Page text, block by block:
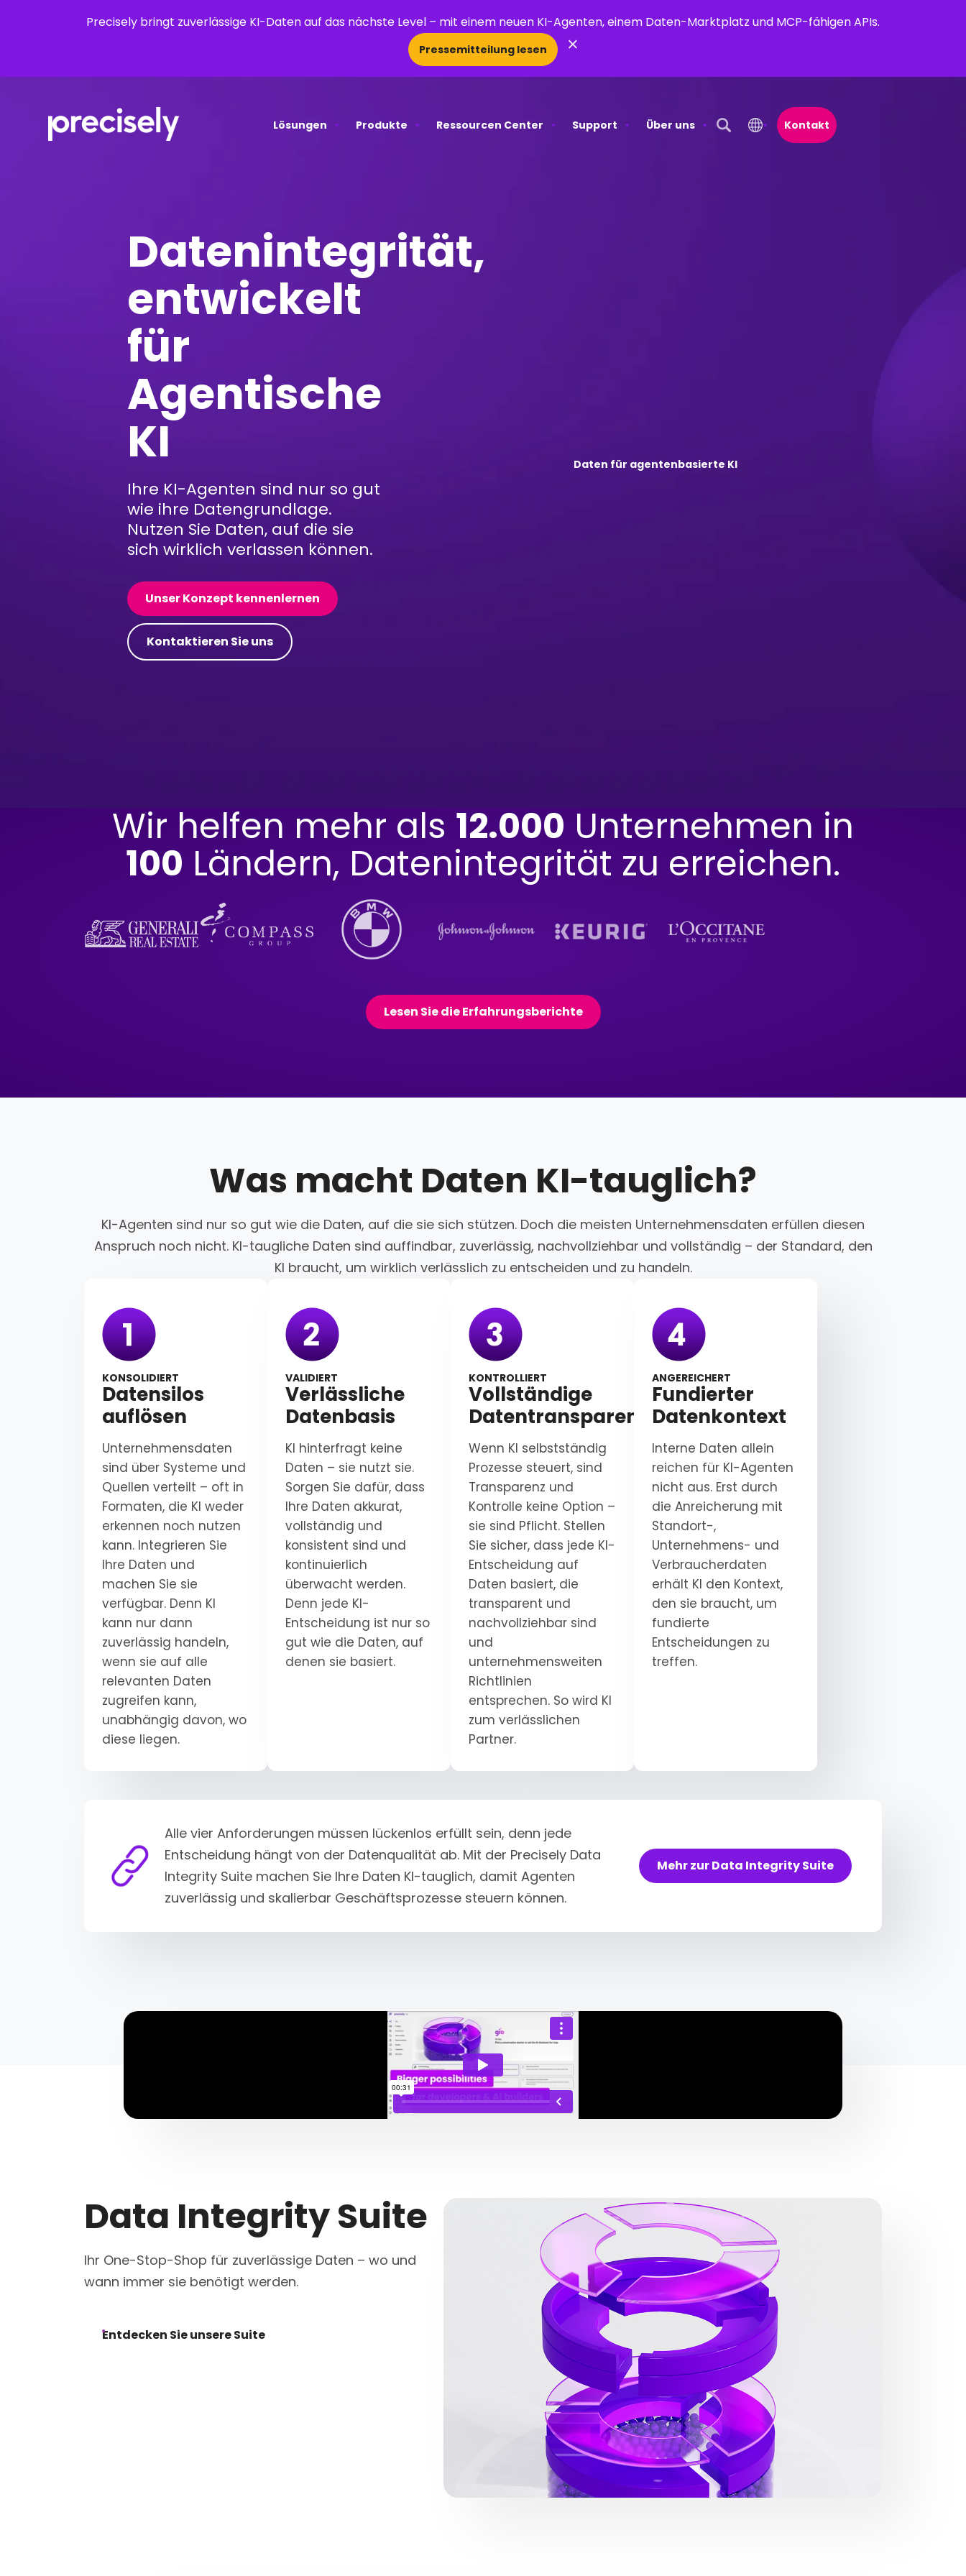
Precisely bringt zuverlässige KI-Daten auf das nächste Level – mit einem neuen KI-Agenten, einem Daten-Marktplatz und MCP-fähigen APIs.
Pressemitteilung lesen ×
Lösungen Produkte Ressourcen Center Support
Über uns
Open Search Popup
Kontakt
Datenintegrität,
entwickelt
für
Agentische
KI
Ihre KI-Agenten sind nur so gut
wie ihre Datengrundlage.
Nutzen Sie Daten, auf die sie
sich wirklich verlassen können.
Unser Konzept kennenlernen
Kontaktieren Sie uns
Daten für agentenbasierte KI
Wir helfen mehr als 12.000 Unternehmen in
100 Ländern, Datenintegrität zu erreichen.
Lesen Sie die Erfahrungsberichte
Was macht Daten KI-tauglich?
KI-Agenten sind nur so gut wie die Daten, auf die sie sich stützen. Doch die meisten Unternehmensdaten erfüllen diesen
Anspruch noch nicht. KI-taugliche Daten sind auffindbar, zuverlässig, nachvollziehbar und vollständig – der Standard, den
KI braucht, um wirklich verlässlich zu entscheiden und zu handeln.
KONSOLIDIERT
Datensilos
auflösen
Unternehmensdaten
sind über Systeme und
Quellen verteilt – oft in
Formaten, die KI weder
erkennen noch nutzen
kann. Integrieren Sie
Ihre Daten und
machen Sie sie
verfügbar. Denn KI
kann nur dann
zuverlässig handeln,
wenn sie auf alle
relevanten Daten
zugreifen kann,
unabhängig davon, wo
diese liegen.
VALIDIERT
Verlässliche
Datenbasis
KI hinterfragt keine
Daten – sie nutzt sie.
Sorgen Sie dafür, dass
Ihre Daten akkurat,
vollständig und
konsistent sind und
kontinuierlich
überwacht werden.
Denn jede KI-
Entscheidung ist nur so
gut wie die Daten, auf
denen sie basiert.
KONTROLLIERT
Vollständige
Datentransparenz
Wenn KI selbstständig
Prozesse steuert, sind
Transparenz und
Kontrolle keine Option –
sie sind Pflicht. Stellen
Sie sicher, dass jede KI-
Entscheidung auf
Daten basiert, die
transparent und
nachvollziehbar sind
und
unternehmensweiten
Richtlinien
entsprechen. So wird KI
zum verlässlichen
Partner.
ANGEREICHERT
Fundierter
Datenkontext
Interne Daten allein
reichen für KI-Agenten
nicht aus. Erst durch
die Anreicherung mit
Standort-,
Unternehmens- und
Verbraucherdaten
erhält KI den Kontext,
den sie braucht, um
fundierte
Entscheidungen zu
treffen.
Alle vier Anforderungen müssen lückenlos erfüllt sein, denn jede
Entscheidung hängt von der Datenqualität ab. Mit der Precisely Data
Integrity Suite machen Sie Ihre Daten KI-tauglich, damit Agenten
zuverlässig und skalierbar Geschäftsprozesse steuern können.
Mehr zur Data Integrity Suite
Data Integrity Suite
Ihr One-Stop-Shop für zuverlässige Daten – wo und
wann immer sie benötigt werden.
Entdecken Sie unsere Suite